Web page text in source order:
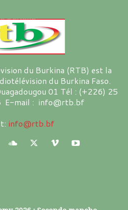
du Burkina (RTB) est la
du Burkina Faso.
01 Tél : (+226) 25
E-mail : info@rtb.bf
info@rtb.bf